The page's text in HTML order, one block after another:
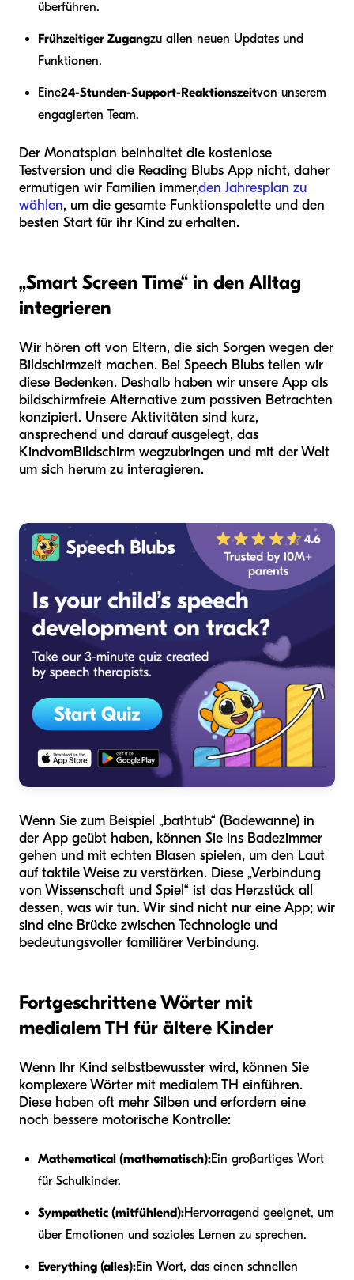
überführen.
Frühzeitiger Zugangzu allen neuen Updates und
Funktionen.
Eine24-Stunden-Support-Reaktionszeitvon unserem
engagierten Team.
Der Monatsplan beinhaltet die kostenlose
Testversion und die Reading Blubs App nicht, daher
ermutigen wir Familien immer,den Jahresplan zu
wählen, um die gesamte Funktionspalette und den
besten Start für ihr Kind zu erhalten.
„Smart Screen Time“ in den Alltag
integrieren
Wir hören oft von Eltern, die sich Sorgen wegen der
Bildschirmzeit machen. Bei Speech Blubs teilen wir
diese Bedenken. Deshalb haben wir unsere App als
bildschirmfreie Alternative zum passiven Betrachten
konzipiert. Unsere Aktivitäten sind kurz,
ansprechend und darauf ausgelegt, das
KindvomBildschirm wegzubringen und mit der Welt
um sich herum zu interagieren.
Wenn Sie zum Beispiel „bathtub“ (Badewanne) in
der App geübt haben, können Sie ins Badezimmer
gehen und mit echten Blasen spielen, um den Laut
auf taktile Weise zu verstärken. Diese „Verbindung
von Wissenschaft und Spiel“ ist das Herzstück all
dessen, was wir tun. Wir sind nicht nur eine App; wir
sind eine Brücke zwischen Technologie und
bedeutungsvoller familiärer Verbindung.
Fortgeschrittene Wörter mit
medialem TH für ältere Kinder
Wenn Ihr Kind selbstbewusster wird, können Sie
komplexere Wörter mit medialem TH einführen.
Diese haben oft mehr Silben und erfordern eine
noch bessere motorische Kontrolle:
Mathematical (mathematisch):Ein großartiges Wort
für Schulkinder.
Sympathetic (mitfühlend):Hervorragend geeignet, um
über Emotionen und soziales Lernen zu sprechen.
Everything (alles):Ein Wort, das einen schnellen